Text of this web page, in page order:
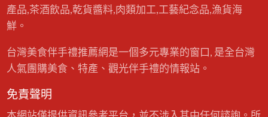
產品,茶酒飲品,乾貨醬料,肉類加工,工藝紀念品,漁貨海
鮮。
台灣美食伴手禮推薦網是一個多元專業的窗口, 是全台灣
人氣團購美食、特產、觀光伴手禮的情報站。
免責聲明